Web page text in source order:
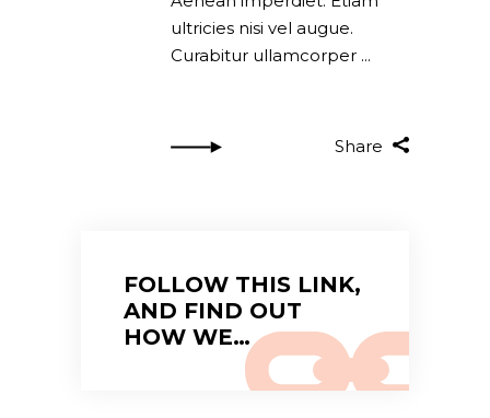
ultricies nisi vel augue.
Curabitur ullamcorper
Share
FOLLOW THIS LINK,
AND FIND OUT
HOW WE…